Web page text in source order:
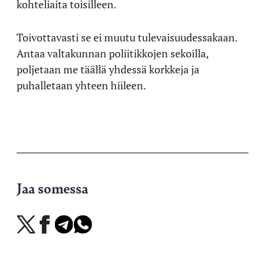
kohteliaita toisilleen.
Toivottavasti se ei muutu tulevaisuudessakaan.
Antaa valtakunnan poliitikkojen sekoilla,
poljetaan me täällä yhdessä korkkeja ja
puhalletaan yhteen hiileen.
Jaa somessa
Jaa
X-
Jaa
Facebookissa
Jaa
Telegramissa
Jaa
WhatsAppissa